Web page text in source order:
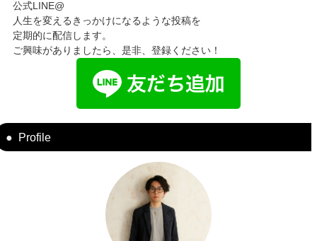
公式LINE@
人生を変えるきっかけになるような投稿を
定期的に配信します。
ご興味がありましたら、是非、登録ください！
Profile